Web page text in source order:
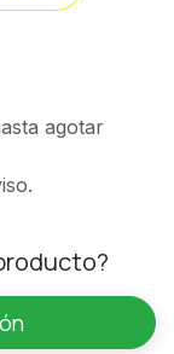
agotar